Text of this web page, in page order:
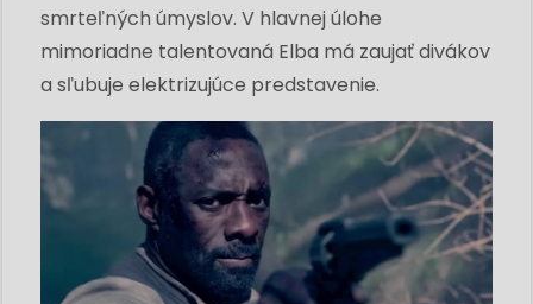
smrteľných úmyslov. V hlavnej úlohe
mimoriadne talentovaná Elba má zaujať divákov
a sľubuje elektrizujúce predstavenie.